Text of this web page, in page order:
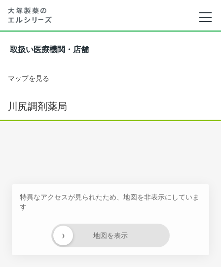
取扱い医療機関・店舗
マップを見る
川尻調剤薬局
特異なアクセスが見られたため、地図を非表示にしていま
す
地図を表示
›